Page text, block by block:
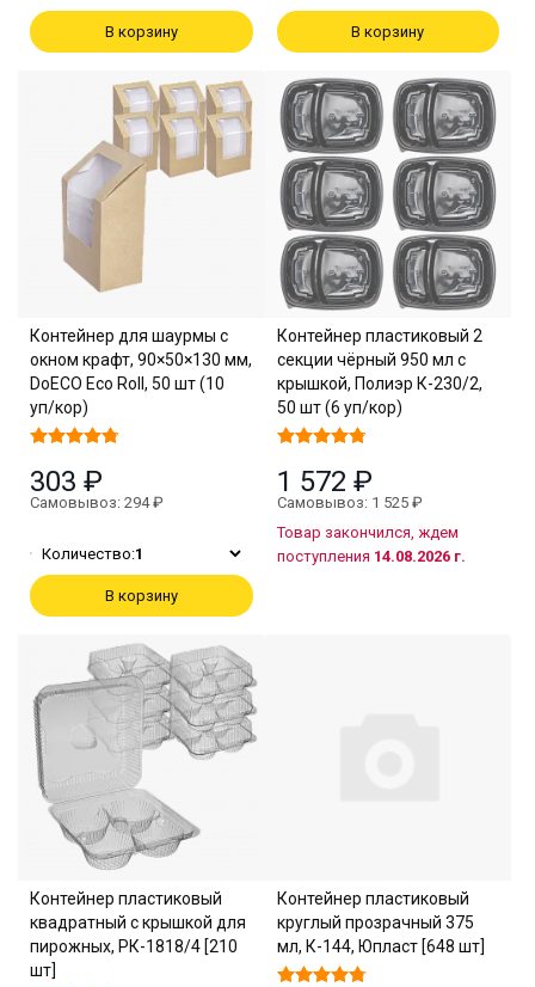
В корзину В корзину
Контейнер для шаурмы с
окном крафт, 90×50×130 мм,
DoECO Eco Roll, 50 шт (10
уп/кор)
303 ₽
Самовывоз: 294 ₽
Количество:1
В корзину
Контейнер пластиковый 2
секции чёрный 950 мл с
крышкой, Полиэр К-230/2,
50 шт (6 уп/кор)
1 572 ₽
Самовывоз: 1 525 ₽
Товар закончился, ждем
поступления 14.08.2026 г.
Контейнер пластиковый
квадратный с крышкой для
пирожных, РК-1818/4 [210
шт]
Контейнер пластиковый
круглый прозрачный 375
мл, К-144, Юпласт [648 шт]